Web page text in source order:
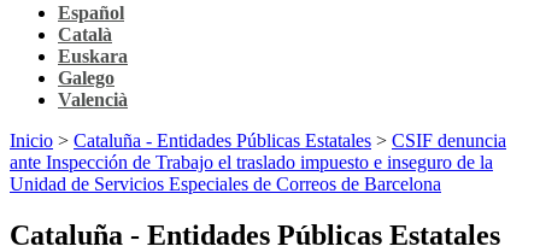
Español
Català
Euskara
Galego
Valencià
Inicio > Cataluña - Entidades Públicas Estatales > CSIF denuncia
ante Inspección de Trabajo el traslado impuesto e inseguro de la
Unidad de Servicios Especiales de Correos de Barcelona
Cataluña - Entidades Públicas Estatales